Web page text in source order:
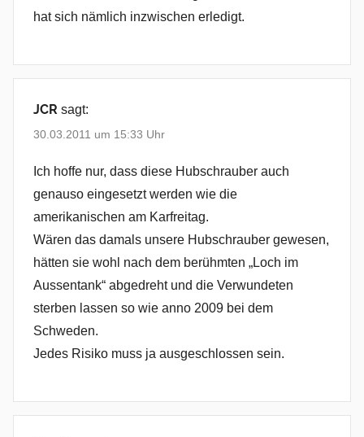
hat sich nämlich inzwischen erledigt.
JCR sagt:
30.03.2011 um 15:33 Uhr
Ich hoffe nur, dass diese Hubschrauber auch
genauso eingesetzt werden wie die
amerikanischen am Karfreitag.
Wären das damals unsere Hubschrauber gewesen,
hätten sie wohl nach dem berühmten „Loch im
Aussentank“ abgedreht und die Verwundeten
sterben lassen so wie anno 2009 bei dem
Schweden.
Jedes Risiko muss ja ausgeschlossen sein.